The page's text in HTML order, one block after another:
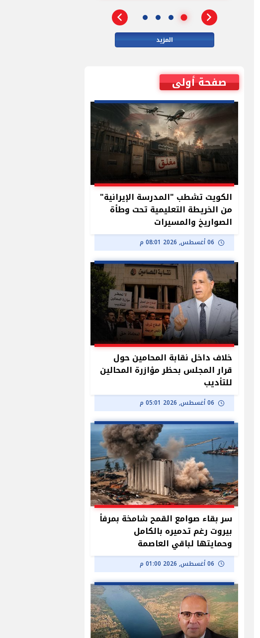
المزيد
صفحة أولى
الكويت تشطب "المدرسة الإيرانية"
من الخريطة التعليمية تحت وطأة
الصواريخ والمسيرات
06 أغسطس, 2026 08:01 م
خلاف داخل نقابة المحامين حول
قرار المجلس بحظر مؤازرة المحالين
للتأديب
06 أغسطس, 2026 05:01 م
سر بقاء صوامع القمح شامخة بمرفأ
بيروت رغم تدميره بالكامل
وحمايتها لباقي العاصمة
06 أغسطس, 2026 01:00 م